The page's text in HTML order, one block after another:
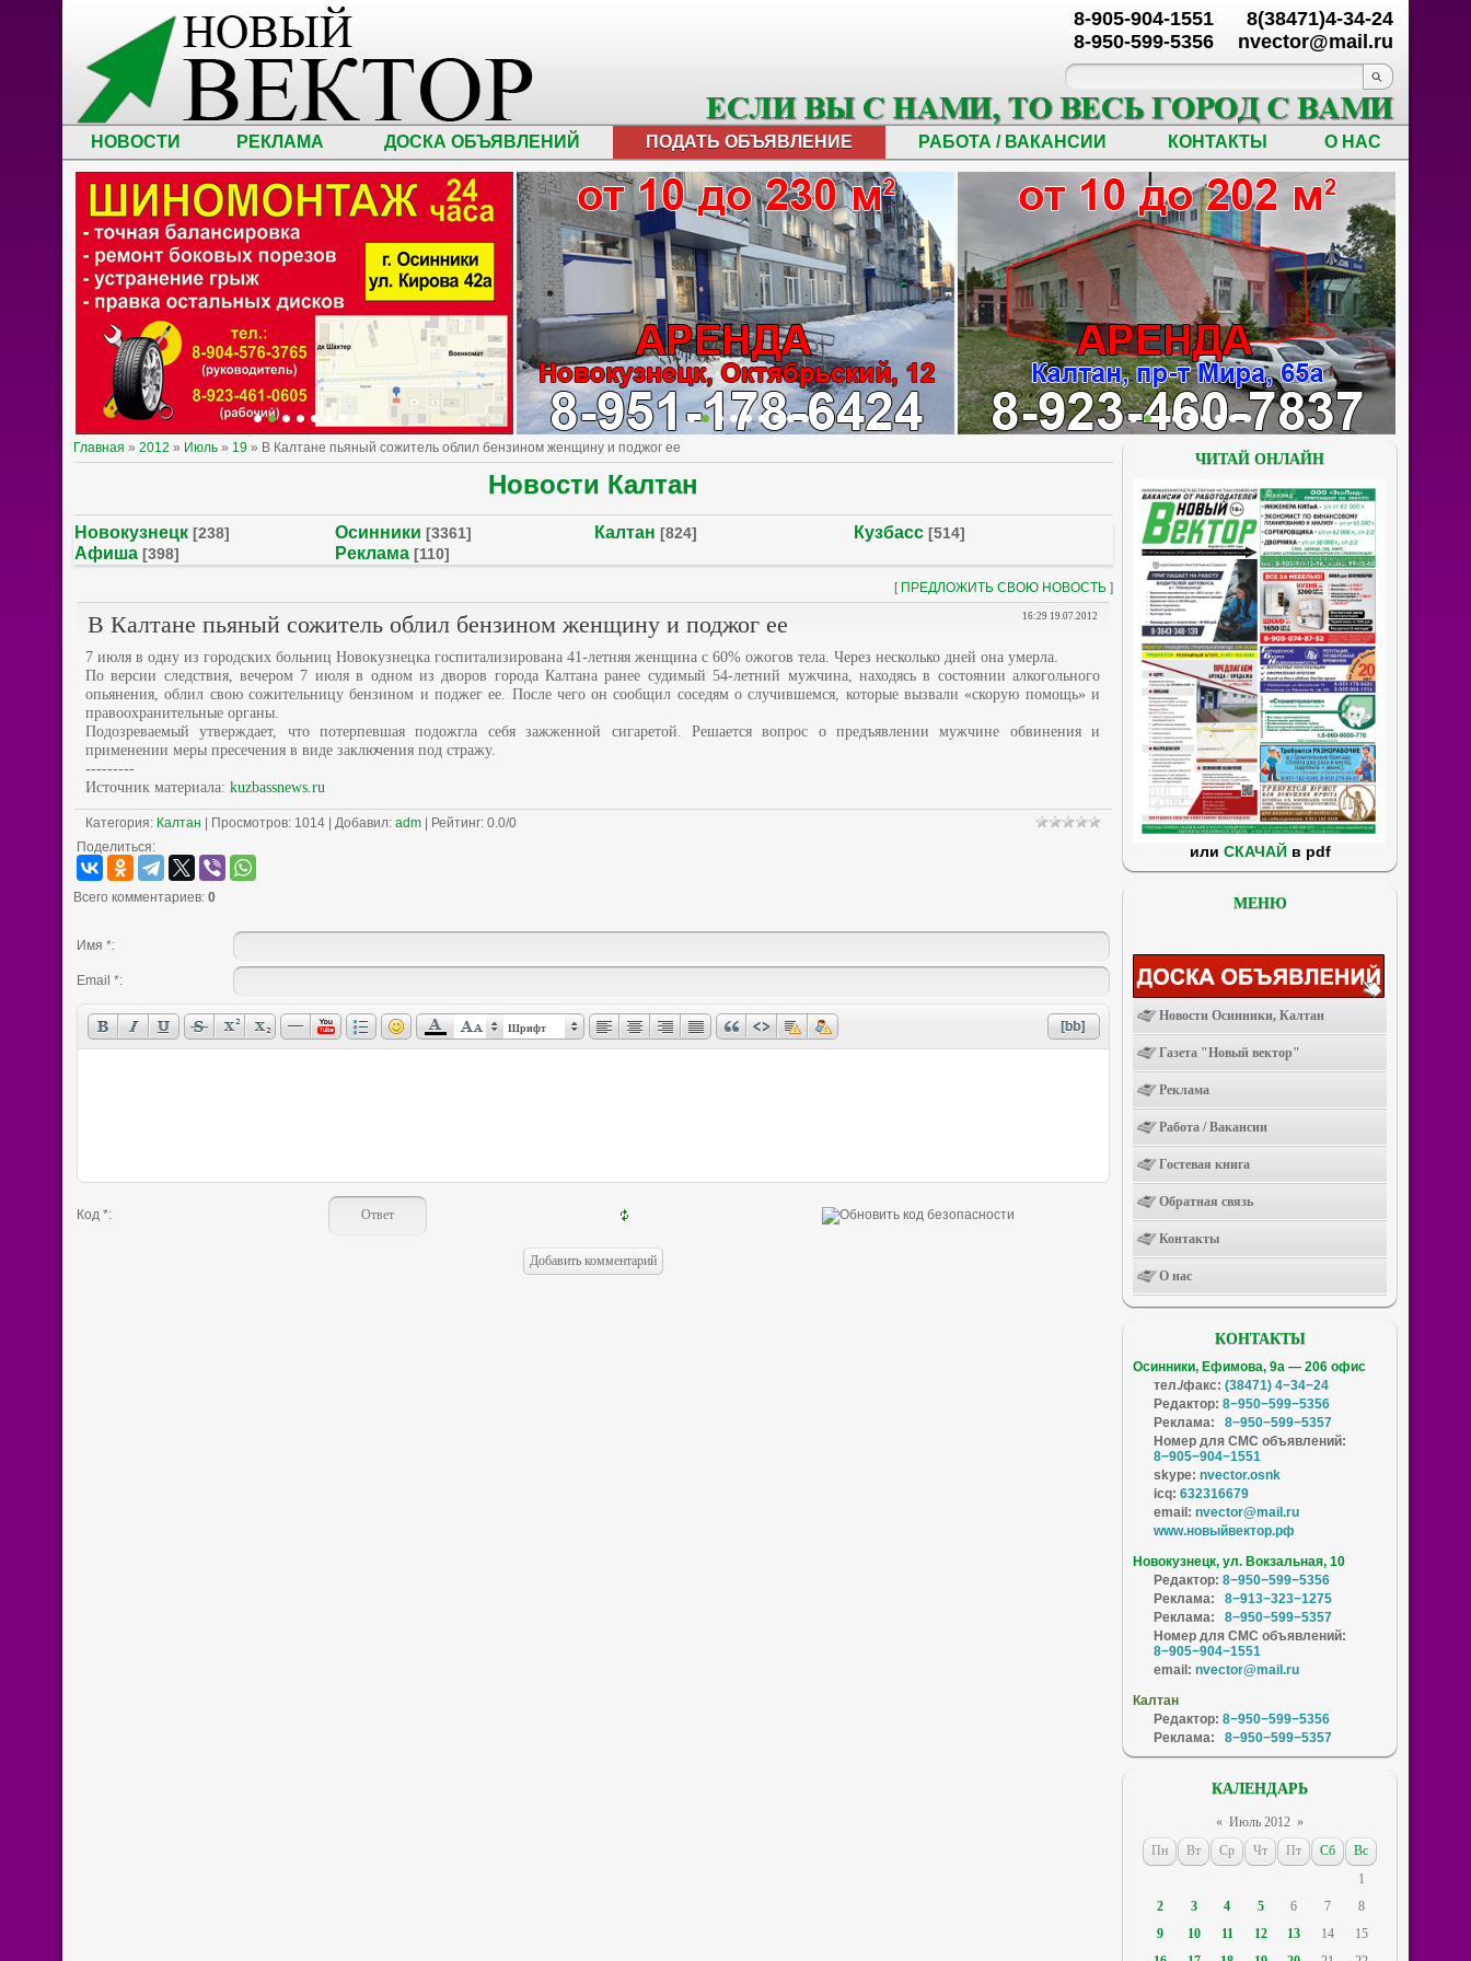
8(38471)4-34-24
nvector@mail.ru
8-905-904-1551
8-950-599-5356
НОВОСТИ РЕКЛАМА ДОСКА ОБЪЯВЛЕНИЙ ПОДАТЬ ОБЪЯВЛЕНИЕ РАБОТА / ВАКАНСИИ КОНТАКТЫ О НАС
Главная » 2012 » Июль » 19 » В Калтане пьяный сожитель облил бензином женщину и поджог ее
Новости Калтан
Новокузнецк [238] Осинники [3361] Калтан [824] Кузбасс [514]
Афиша [398] Реклама [110]
[ ПРЕДЛОЖИТЬ СВОЮ НОВОСТЬ ]
16:29 19.07.2012
В Калтане пьяный сожитель облил бензином женщину и поджог ее
7 июля в одну из городских больниц Новокузнецка госпитализирована 41-летняя женщина с 60% ожогов тела. Через несколько дней она умерла.
По версии следствия, вечером 7 июля в одном из дворов города Калтана ранее судимый 54-летний мужчина, находясь в состоянии алкогольного
опьянения, облил свою сожительницу бензином и поджег ее. После чего он сообщил соседям о случившемся, которые вызвали «скорую помощь» и
правоохранительные органы.
Подозреваемый утверждает, что потерпевшая подожгла себя зажженной сигаретой. Решается вопрос о предъявлении мужчине обвинения и
применении меры пресечения в виде заключения под стражу.
---------
Источник материала: kuzbassnews.ru
Категория: Калтан Просмотров: 1014 | Добавил: adm Рейтинг: 0.0/0
Поделиться:
Всего комментариев: 0
Имя *:
Email *:
Шрифт
Код *:
ЧИТАЙ ОНЛАЙН
или СКАЧАЙв pdf
МЕНЮ
Новости Осинники, Калтан
Газета "Новый вектор"
Реклама
Работа / Вакансии
Гостевая книга
Обратная связь
Контакты
О нас
КОНТАКТЫ
Осинники, Ефимова, 9а — 206 офис
тел./факс: (38471) 4−34−24
Редактор: 8−950−599−5356
Реклама:
8−950−599−5357
Номер для СМС объявлений:
8−905−904−1551
skype: nvector.osnk
icq: 632316679
email: nvector@mail.ru
www.новыйвектор.рф
Новокузнецк, ул. Вокзальная, 10
Редактор: 8−950−599−5356
Реклама:
8−913−323−1275
Реклама:
8−950−599−5357
Номер для СМС объявлений:
8−905−904−1551
email: nvector@mail.ru
Калтан
Редактор: 8−950−599−5356
Реклама:
8−950−599−5357
КАЛЕНДАРЬ
« Июль 2012 »
Пн
Вт Ср Чт Пт Сб
Вс
1
2
3 4 5 6 7
8
9
10 11 12 13 14
15